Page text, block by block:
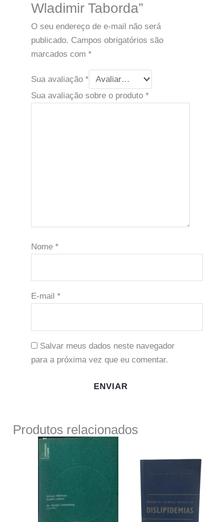
Wladimir Taborda”
O seu endereço de e-mail não será
publicado. Campos obrigatórios são
marcados com *
Sua avaliação *
Sua avaliação sobre o produto *
Nome *
E-mail *
Salvar meus dados neste navegador
para a próxima vez que eu comentar.
Produtos relacionados